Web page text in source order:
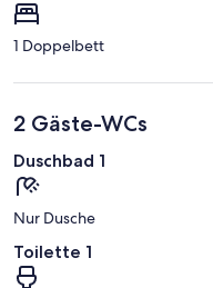
1 Doppelbett
2 Gäste-WCs
Duschbad 1
Nur Dusche
Toilette 1